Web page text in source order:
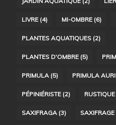
LIVRE(4) MI-OMBRE(6)
PLANTES AQUATIQUES(2)
PLANTES D'OMBRE(5)
PRIMULA(5) PRIMULA
PÉPINIÉRISTE(2) RUSTIQUE
SAXIFRAGA(3) SAXIFRAGE